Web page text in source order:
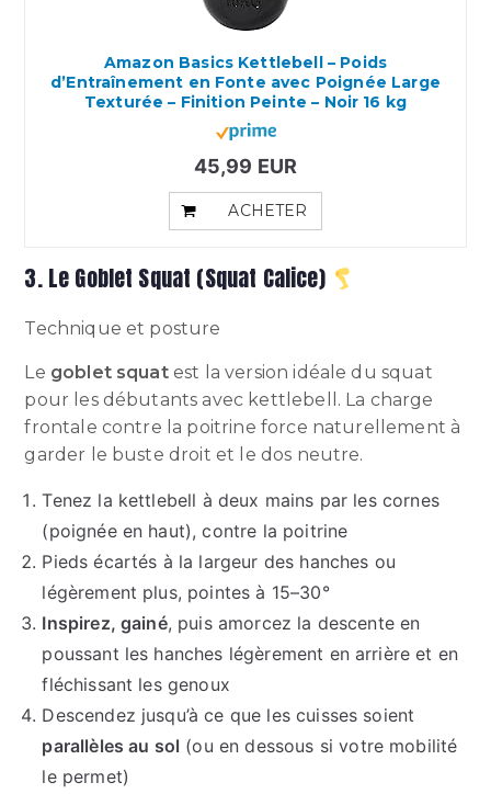
Amazon Basics Kettlebell – Poids
d’Entraînement en Fonte avec Poignée Large
Texturée – Finition Peinte – Noir 16 kg
45,99 EUR
ACHETER
3. Le Goblet Squat (Squat Calice)
Technique et posture
Le goblet squatest la version idéale du squat
pour les débutants avec kettlebell. La charge
frontale contre la poitrine force naturellement à
garder le buste droit et le dos neutre.
Tenez la kettlebell à deux mains par les cornes
(poignée en haut), contre la poitrine
Pieds écartés à la largeur des hanches ou
légèrement plus, pointes à 15–30°
Inspirez, gainé, puis amorcez la descente en
poussant les hanches légèrement en arrière et en
fléchissant les genoux
Descendez jusqu’à ce que les cuisses soient
parallèles au sol (ou en dessous si votre mobilité
le permet)